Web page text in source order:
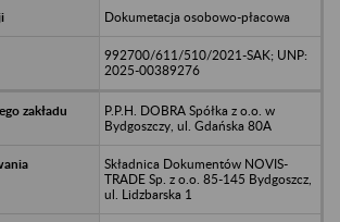
Dokumetacja osobowo-płacowa
992700/611/510/2021-SAK; UNP:
2025-00389276
P.P.H. DOBRA Spółka z o.o. w
Bydgoszczy, ul. Gdańska 80A
Składnica Dokumentów NOVIS-
TRADE Sp. z o.o. 85-145 Bydgoszcz,
ul. Lidzbarska 1